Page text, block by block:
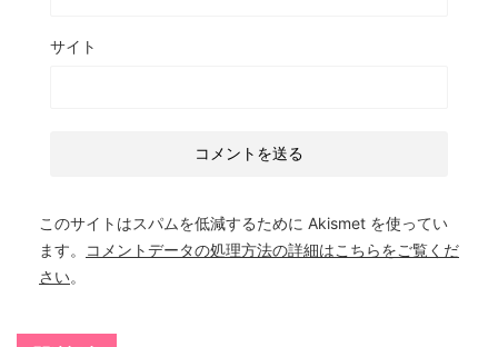
サイト
このサイトはスパムを低減するために Akismet を使ってい
ます。
コメントデータの処理方法の詳細はこちらをご覧くだ
さい。